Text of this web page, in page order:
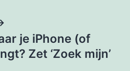
je iPhone (of
Zet ‘Zoek mijn’